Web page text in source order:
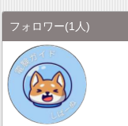
フォロワー(1人)